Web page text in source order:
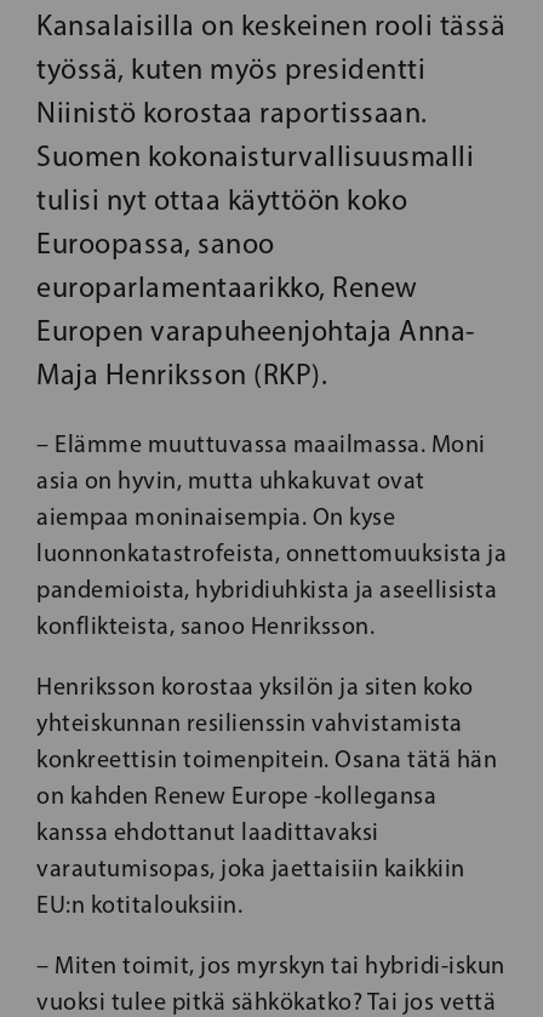
Kansalaisilla on keskeinen rooli tässä
työssä, kuten myös presidentti
Niinistö korostaa raportissaan.
Suomen kokonaisturvallisuusmalli
tulisi nyt ottaa käyttöön koko
Euroopassa, sanoo
europarlamentaarikko, Renew
Europen varapuheenjohtaja Anna-
Maja Henriksson (RKP).
– Elämme muuttuvassa maailmassa. Moni
asia on hyvin, mutta uhkakuvat ovat
aiempaa moninaisempia. On kyse
luonnonkatastrofeista, onnettomuuksista ja
pandemioista, hybridiuhkista ja aseellisista
konflikteista, sanoo Henriksson.
Henriksson korostaa yksilön ja siten koko
yhteiskunnan resilienssin vahvistamista
konkreettisin toimenpitein. Osana tätä hän
on kahden Renew Europe -kollegansa
kanssa ehdottanut laadittavaksi
varautumisopas, joka jaettaisiin kaikkiin
EU:n kotitalouksiin.
– Miten toimit, jos myrskyn tai hybridi-iskun
vuoksi tulee pitkä sähkökatko? Tai jos vettä